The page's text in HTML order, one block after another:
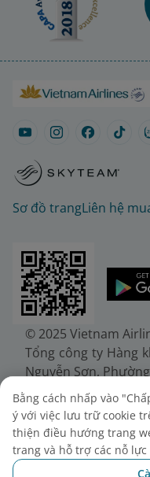
Sơ đồ trangLiên hệ
© 2025 Vietnam
Tổng công ty Hàng
Nguyễn Sơn,
Điện thoại: (+84-
38722375
Giấy chứng nhận
doanh nghiệp
30/6/2010, đăng
Bằng cách nhấp vào
ý với việc lưu trữ cookie
thiện điều hướng trang
trang và hỗ trợ các nỗ